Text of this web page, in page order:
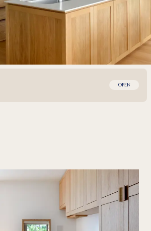
OPEN